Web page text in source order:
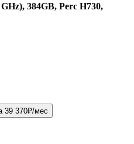
384GB, Perc H730,
39 370₽/мес